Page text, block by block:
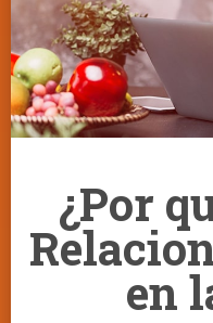
¿Por
en